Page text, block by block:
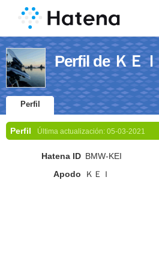
Perfil de ＫＥＩ
Perfil
Perfil Última actualización: 05-03-2021
Hatena ID BMW-KEI
Apodo
ＫＥＩ